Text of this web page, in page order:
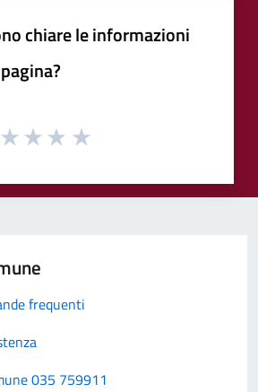
chiare le informazioni
frequenti
035 759911